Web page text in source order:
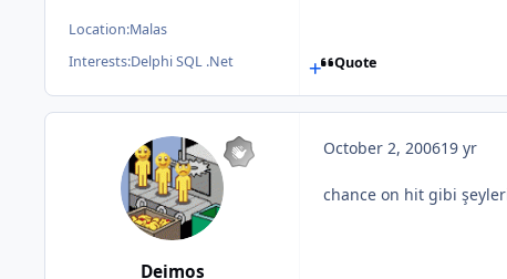
Location:Malas
Interests:Delphi SQL .Net Quote
Deimos
October 2, 200619 yr
chance on hit gibi